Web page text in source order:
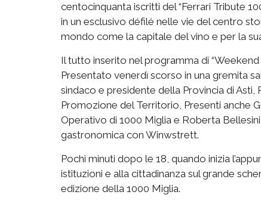
centocinquanta iscritti del“Ferrari Tribute
in un esclusivo défilé nelle vie del centro
mondo come la capitale del vino e per la
Il tutto inserito nel programma di “Weekend
Presentato venerdì scorso in una gremita
sindaco e presidente della Provincia di Asti,
Promozione del Territorio, Presenti anche
Operativo di 1000 Miglia e Roberta Bellesini
gastronomica con Winwstrett.
Pochi minuti dopo le 18, quando inizia
istituzioni e alla cittadinanza sul grande
edizione della 1000 Miglia.